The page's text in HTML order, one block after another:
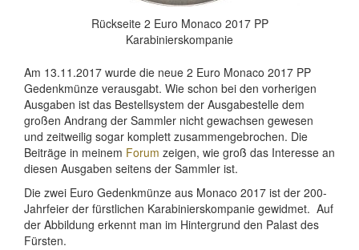
Rückseite 2 Euro Monaco 2017 PP
Karabinierskompanie
Am 13.11.2017 wurde die neue 2 Euro Monaco 2017 PP
Gedenkmünze verausgabt. Wie schon bei den vorherigen
Ausgaben ist das Bestellsystem der Ausgabestelle dem
großen Andrang der Sammler nicht gewachsen gewesen
und zeitweilig sogar komplett zusammengebrochen. Die
Beiträge in meinem Forum zeigen, wie groß das Interesse an
diesen Ausgaben seitens der Sammler ist.
Die zwei Euro Gedenkmünze aus Monaco 2017 ist der 200-
Jahrfeier der fürstlichen Karabinierskompanie gewidmet. Auf
der Abbildung erkennt man im Hintergrund den Palast des
Fürsten.